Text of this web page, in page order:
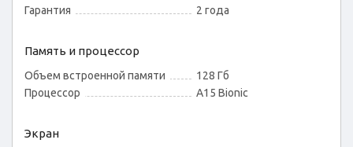
Гарантия
2 года
Память и процессор
Объем встроенной памяти
128 Гб
Процессор
A15 Bionic
Экран